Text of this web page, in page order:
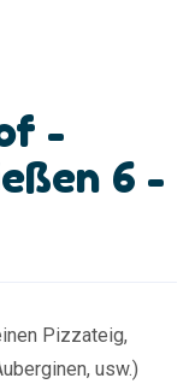
-
6 -
Pizzateig,
usw.)